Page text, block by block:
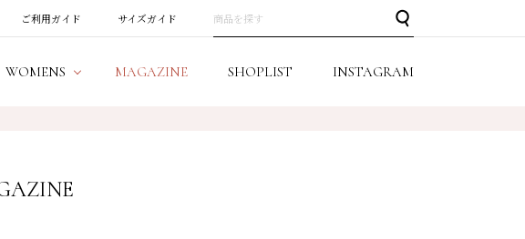
ご利用ガイド サイズガイド
WOMENS MAGAZINE SHOPLIST INSTAGRAM